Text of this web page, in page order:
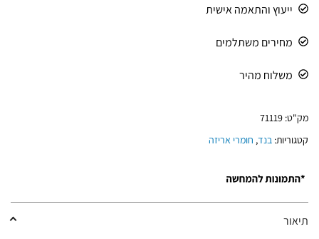
ייעוץ והתאמה אישית
מחירים משתלמים
משלוח מהיר
מק"ט: 71119
קטגוריות: בנד, חומרי אריזה
תיאור